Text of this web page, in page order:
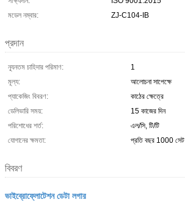
মডেল নম্বার:
ZJ-C104-IB
প্রদান
ন্যূনতম চাহিদার পরিমাণ:
1
মূল্য:
আলোচনা সাপেক্ষে
প্যাকেজিং বিবরণ:
কাঠের ক্ষেত্রে
ডেলিভারি সময়:
15 কাজের দিন
পরিশোধের শর্ত:
এল/সি, টি/টি
যোগানের ক্ষমতা:
প্রতি বছর 1000 সেট
বিবরণ
ভাইব্রোফ্লোটেশন ডেটা লগার